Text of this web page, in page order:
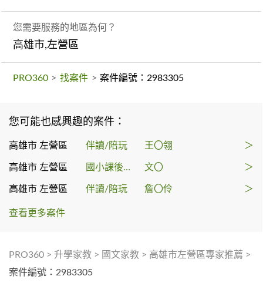
您需要服務的地區為何？
高雄市,左營區
PRO360 > 找案件 > 案件編號：2983305
您可能也感興趣的案件：
高雄市 左營區 伴讀/陪玩 王〇翎 ＞
高雄市 左營區 國小課後輔導 文〇 ＞
高雄市 左營區 伴讀/陪玩 詹〇伶 ＞
查看更多案件
PRO360 > 升學家教 > 國文家教 > 高雄市左營區專家推薦 >
案件編號：2983305